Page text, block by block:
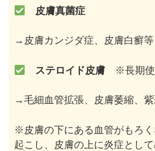
皮膚真菌症
→皮膚カンジダ症、皮膚白癬等
ステロイド皮膚 ※長期使
→毛細血管拡張、皮膚萎縮、紫
※皮膚の下にある血管がもろ
起こし、皮膚の上に炎症とし